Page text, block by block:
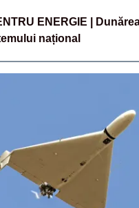
ENERGIE |
național